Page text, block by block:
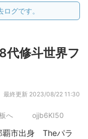
グです。
代修斗世界フ
最終更新 2023/08/22 11:30
へ ojjb6KI50
市出身 Theパラ